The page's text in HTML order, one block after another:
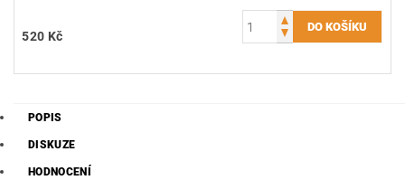
520 Kč
POPIS
DISKUZE
HODNOCENÍ